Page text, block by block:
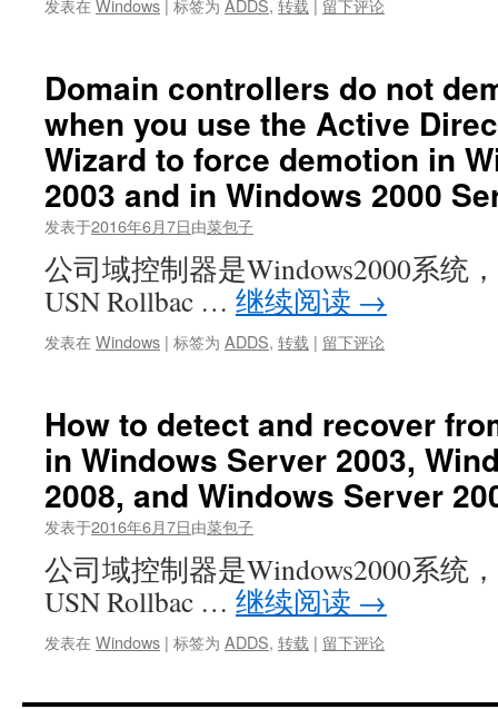
发表在 Windows | 标签为 ADDS, 转载 | 留下评论
Domain controllers do not
when you use the Active
Wizard to force demotion in
2003 and in Windows 2000
发表于2016年6月7日由菜包子
公司域控制器是Windows2000系统
USN Rollbac … 继续阅读 →
发表在 Windows | 标签为 ADDS, 转载 | 留下评论
How to detect and recover
in Windows Server 2003,
2008, and Windows Server
发表于2016年6月7日由菜包子
公司域控制器是Windows2000系统
USN Rollbac … 继续阅读 →
发表在 Windows | 标签为 ADDS, 转载 | 留下评论